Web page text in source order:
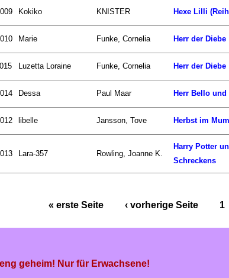
Kokiko KNISTER Hexe Lilli
Marie Funke, Cornelia Herr der Diebe
Luzetta Loraine Funke, Cornelia Herr der Diebe
Dessa Paul Maar Herr Bello und
libelle Jansson, Tove Herbst im
Lara-357 Rowling, Joanne K.
Harry Potter
Schreckens
« erste Seite ‹ vorherige Seite 1
geheim! Nur für Erwachsene!